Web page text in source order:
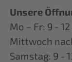
Unsere
Mo – Fr: 9 -
Mittwoch
Samstag: 9 -